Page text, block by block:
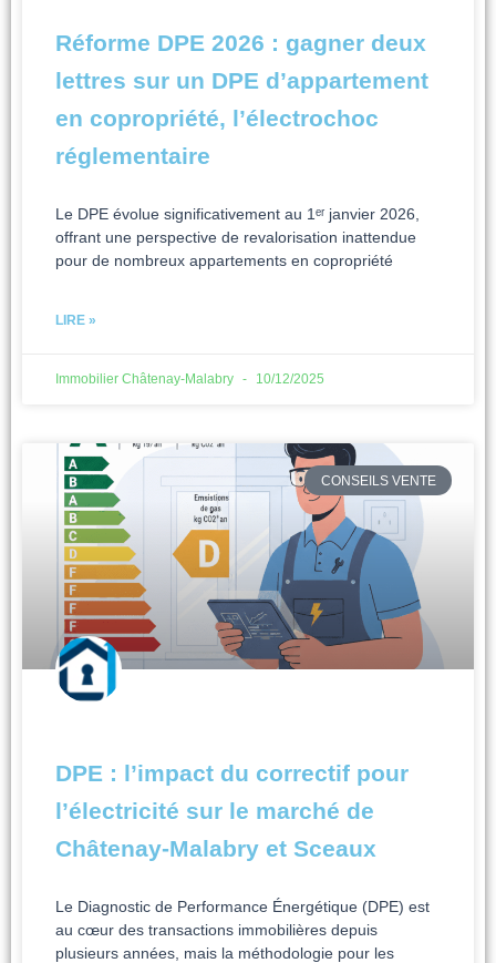
Réforme DPE 2026 : gagner deux
lettres sur un DPE d’appartement
en copropriété, l’électrochoc
réglementaire
Le DPE évolue significativement au 1ᵉʳ janvier 2026,
offrant une perspective de revalorisation inattendue
pour de nombreux appartements en copropriété
LIRE »
Immobilier Châtenay-Malabry 10/12/2025
CONSEILS VENTE
DPE : l’impact du correctif pour
l’électricité sur le marché de
Châtenay-Malabry et Sceaux
Le Diagnostic de Performance Énergétique (DPE) est
au cœur des transactions immobilières depuis
plusieurs années, mais la méthodologie pour les